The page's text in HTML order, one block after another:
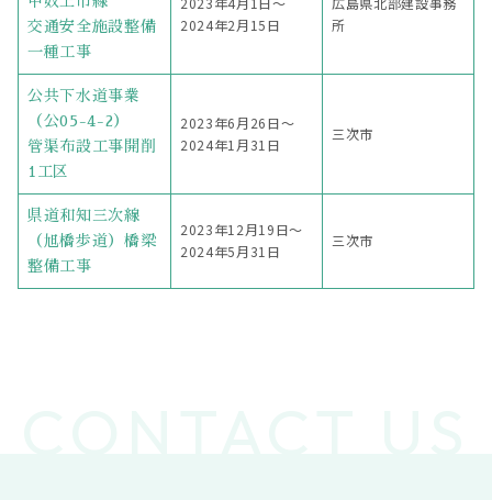
交通安全施設整備
一種工事
2024年2月15日
所
公共下水道事業
（公05-4-2）
管渠布設工事開削
1工区
2023年6月26日〜
2024年1月31日
三次市
県道和知三次線
（旭橋歩道）橋梁
整備工事
2023年12月19日〜
2024年5月31日
三次市